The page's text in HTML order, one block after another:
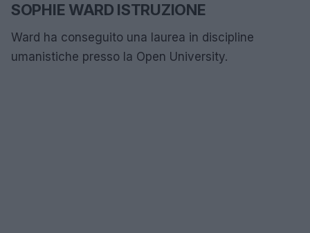
SOPHIE WARD ISTRUZIONE
Ward ha conseguito una laurea in discipline
umanistiche presso la Open University.